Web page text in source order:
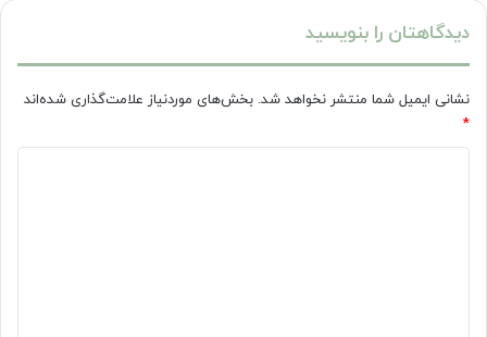
دیدگاهتان را بنویسید
نشانی ایمیل شما منتشر نخواهد شد. بخش‌های موردنیاز علامت‌گذاری شده‌اند
*